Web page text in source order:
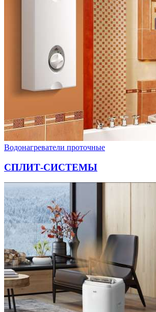
Водонагреватели проточные
СПЛИТ-СИСТЕМЫ